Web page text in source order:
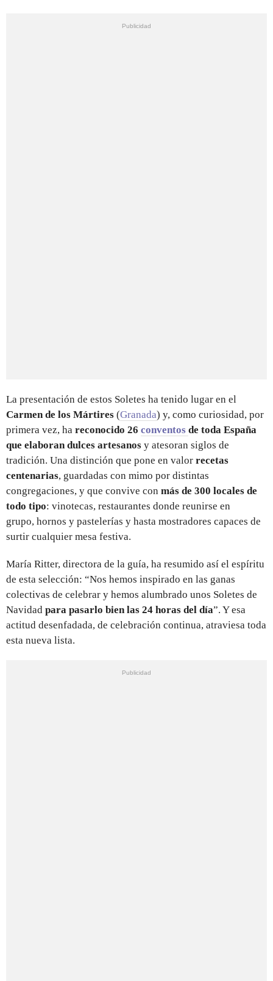
La presentación de estos Soletes ha tenido lugar en el
Carmen de los Mártires (Granada) y, como curiosidad, por
primera vez, ha reconocido 26 conventos de toda España
que elaboran dulces artesanos y atesoran siglos de
tradición. Una distinción que pone en valor recetas
centenarias, guardadas con mimo por distintas
congregaciones, y que convive con más de 300 locales de
todo tipo: vinotecas, restaurantes donde reunirse en
grupo, hornos y pastelerías y hasta mostradores capaces de
surtir cualquier mesa festiva.
María Ritter, directora de la guía, ha resumido así el espíritu
de esta selección: “Nos hemos inspirado en las ganas
colectivas de celebrar y hemos alumbrado unos Soletes de
Navidad para pasarlo bien las 24 horas del día”. Y esa
actitud desenfadada, de celebración continua, atraviesa toda
esta nueva lista.